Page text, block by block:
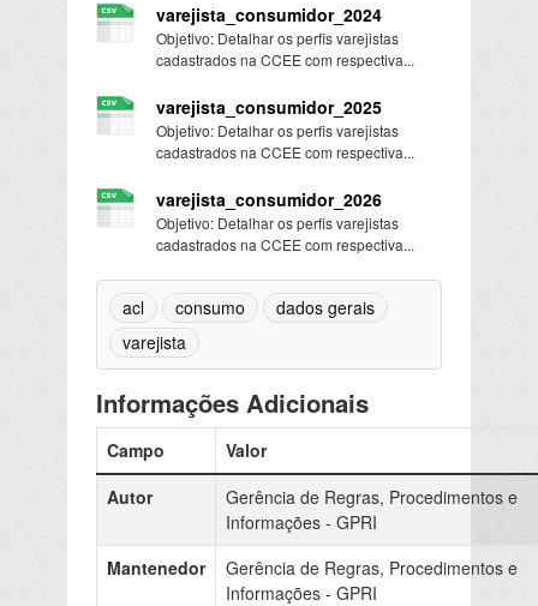
varejista_consumidor_2024
Objetivo: Detalhar os perfis varejistas
cadastrados na CCEE com respectiva...
varejista_consumidor_2025
Objetivo: Detalhar os perfis varejistas
cadastrados na CCEE com respectiva...
varejista_consumidor_2026
Objetivo: Detalhar os perfis varejistas
cadastrados na CCEE com respectiva...
acl consumo
dados gerais
varejista
Informações Adicionais
Campo
Valor
Autor
Gerência de Regras, Procedimentos e
Informações - GPRI
Mantenedor
Gerência de Regras, Procedimentos e
Informações - GPRI